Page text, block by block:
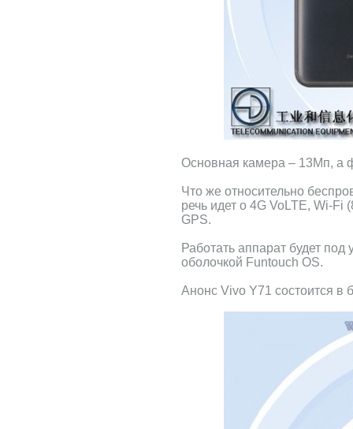
Основная камера – 13Мп, а
Что же относительно
речь идет о 4G VoLTE, Wi-Fi
GPS.
Работать аппарат будет
оболочкой Funtouch OS.
Анонс Vivo Y71 состоится в